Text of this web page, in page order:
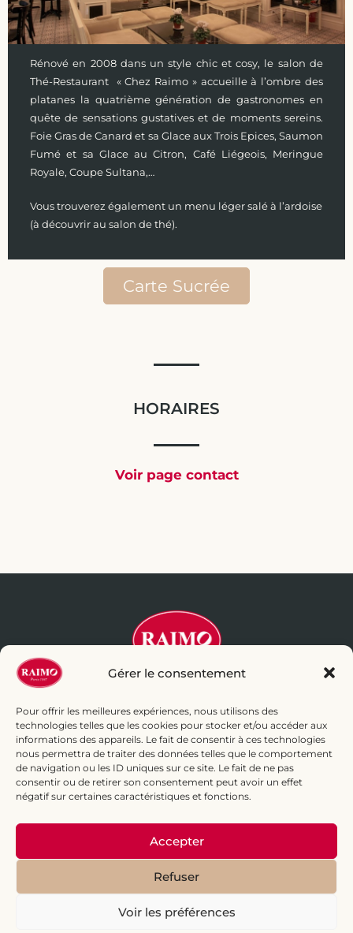
Gérer le consentement
Pour offrir les meilleures expériences, nous utilisons des
technologies telles que les cookies pour stocker et/ou accéder aux
informations des appareils. Le fait de consentir à ces technologies
nous permettra de traiter des données telles que le comportement
de navigation ou les ID uniques sur ce site. Le fait de ne pas
consentir ou de retirer son consentement peut avoir un effet
négatif sur certaines caractéristiques et fonctions.
Accepter
Refuser
Voir les préférences
Rénové en 2008 dans un style chic et cosy, le salon de
Thé-Restaurant « Chez Raimo » accueille à l’ombre des
platanes la quatrième génération de gastronomes en
quête de sensations gustatives et de moments sereins.
Foie Gras de Canard et sa Glace aux Trois Epices, Saumon
Fumé et sa Glace au Citron, Café Liégeois, Meringue
Royale, Coupe Sultana,…
Vous trouverez également un menu léger salé à l’ardoise
(à découvrir au salon de thé).
Carte Sucrée
HORAIRES
Voir page contact
+ 33 1 43 43 70 17 eboutique@raimo.fr
INFOS : Pas d’oxyde d’éthylène dans nos glaces. En savoir plus
Clara Patoizeau